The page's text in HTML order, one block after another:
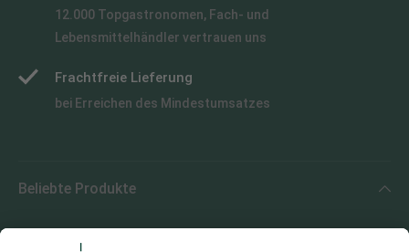
12.000 Topgastronomen, Fach- und
Lebensmittelhändler vertrauen uns
Frachtfreie Lieferung
bei Erreichen des Mindestumsatzes
Beliebte Produkte
Beliebte Regionen